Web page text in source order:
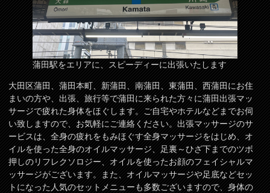
蒲田駅をエリアに、スピーディーに出張いたします
大田区蒲田、蒲田本町、新蒲田、南蒲田、東蒲田、西蒲田にお住
まいの方や、出張、旅行等で蒲田に来られた方々に蒲田出張マッ
サージで疲れた身体をほぐします。ご自宅やホテルなどまでお伺
い致しますので、お気軽にご連絡ください。出張マッサージのサ
ービスは、全身の疲れをもみほぐす全身マッサージをはじめ、オ
イルを使った全身のオイルマッサージ、足裏～ひざ下までのツボ
押しのリフレクソロジー、オイルを使ったお顔のフェイシャルマ
ッサージがございます。また、オイルマッサージや足底などセッ
トになった人気のセットメニューも多数ございますので、身体の